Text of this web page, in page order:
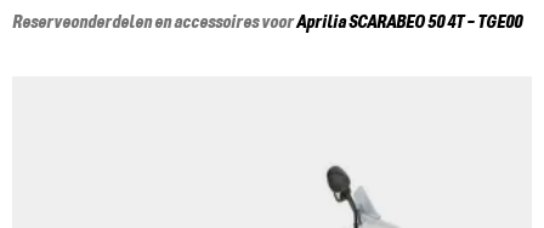
Reserveonderdelen en accessoires voorApriliaSCARABEO 50 4T - TGE00